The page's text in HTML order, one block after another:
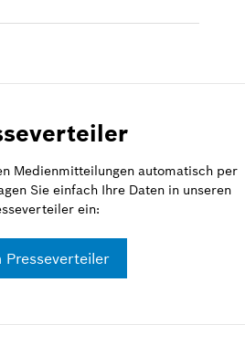
Medienmitteilungen automatisch per
Sie einfach Ihre Daten in unseren
ein:
Presseverteiler